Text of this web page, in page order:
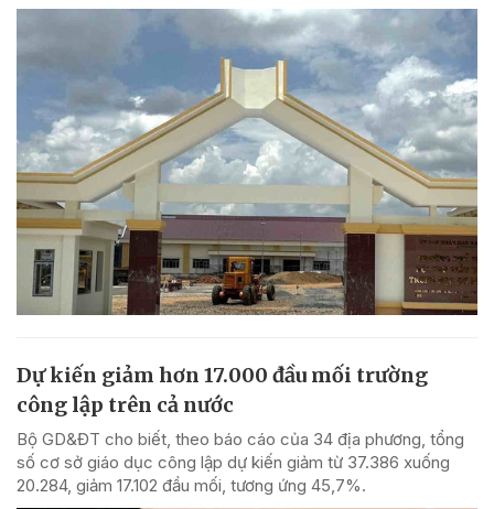
Dự kiến giảm hơn 17.000 đầu mối trường
công lập trên cả nước
Bộ GD&ĐT cho biết, theo báo cáo của 34 địa phương, tổng
số cơ sở giáo dục công lập dự kiến giảm từ 37.386 xuống
20.284, giảm 17.102 đầu mối, tương ứng 45,7%.